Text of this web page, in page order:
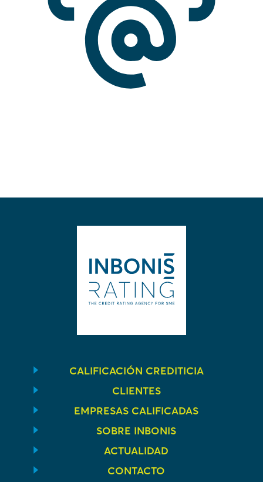
CALIFICACIÓN CREDITICIA
CLIENTES
EMPRESAS CALIFICADAS
SOBRE INBONIS
ACTUALIDAD
CONTACTO